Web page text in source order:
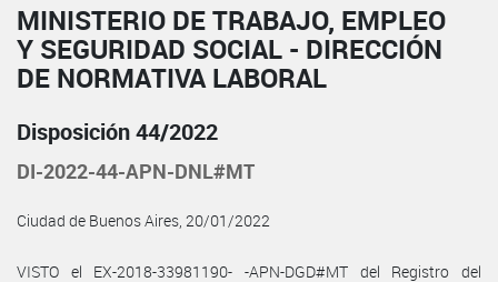
MINISTERIO DE TRABAJO, EMPLEO
Y SEGURIDAD SOCIAL - DIRECCIÓN
DE NORMATIVA LABORAL
Disposición 44/2022
DI-2022-44-APN-DNL#MT
Ciudad de Buenos Aires, 20/01/2022
VISTO el EX-2018-33981190- -APN-DGD#MT del Registro del